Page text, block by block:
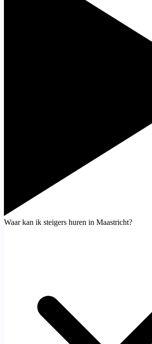
Waar kan ik steigers huren in Maastricht?